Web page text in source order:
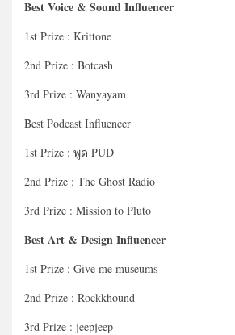
Best Voice & Sound Influencer
1st Prize : Krittone
2nd Prize : Botcash
3rd Prize : Wanyayam
Best Podcast Influencer
1st Prize : พูด PUD
2nd Prize : The Ghost Radio
3rd Prize : Mission to Pluto
Best Art & Design Influencer
1st Prize : Give me museums
2nd Prize : Rockkhound
3rd Prize : jeepjeep